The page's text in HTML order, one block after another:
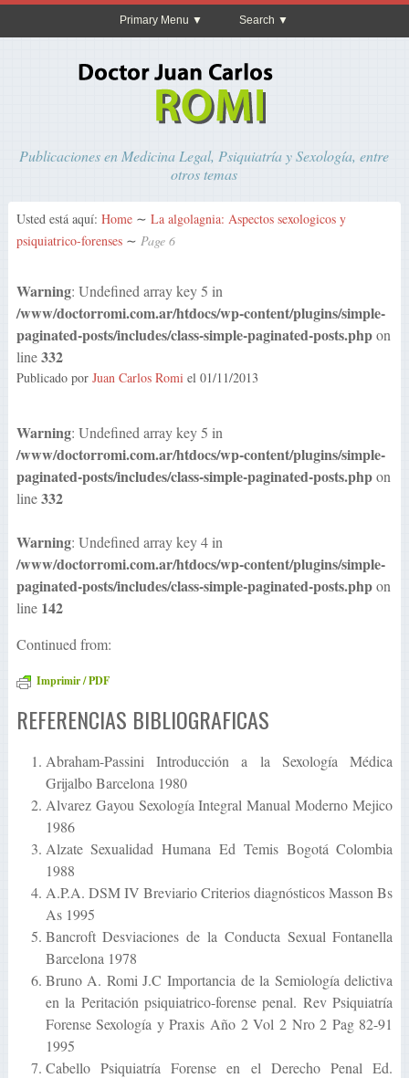
Primary Menu Search
Publicaciones en Medicina Legal, Psiquiatría y Sexología, entre
otros temas
Usted está aquí: Home ∼ La algolagnia: Aspectos sexologicos y
psiquiatrico-forenses ∼ Page 6
Warning: Undefined array key 5 in
/www/doctorromi.com.ar/htdocs/wp-content/plugins/simple-
paginated-posts/includes/class-simple-paginated-posts.phpon
line332
Publicado por Juan Carlos Romiel 01/11/2013
Warning: Undefined array key 5 in
/www/doctorromi.com.ar/htdocs/wp-content/plugins/simple-
paginated-posts/includes/class-simple-paginated-posts.phpon
line332
Warning: Undefined array key 4 in
/www/doctorromi.com.ar/htdocs/wp-content/plugins/simple-
paginated-posts/includes/class-simple-paginated-posts.phpon
line 142
Continued from:
Imprimir / PDF
REFERENCIAS BIBLIOGRAFICAS
Abraham-Passini Introducción a la Sexología Médica
Grijalbo Barcelona 1980
Alvarez Gayou Sexología Integral Manual Moderno Mejico
1986
Alzate Sexualidad Humana Ed Temis Bogotá Colombia
1988
A.P.A. DSM IV Breviario Criterios diagnósticos Masson Bs
As 1995
Bancroft Desviaciones de la Conducta Sexual Fontanella
Barcelona 1978
Bruno A. Romi J.C Importancia de la Semiología delictiva
en la Peritación psiquiatrico-forense penal. Rev Psiquiatría
Forense Sexología y Praxis Año 2 Vol 2 Nro 2 Pag 82-91
1995
Cabello Psiquiatría Forense en el Derecho Penal Ed.